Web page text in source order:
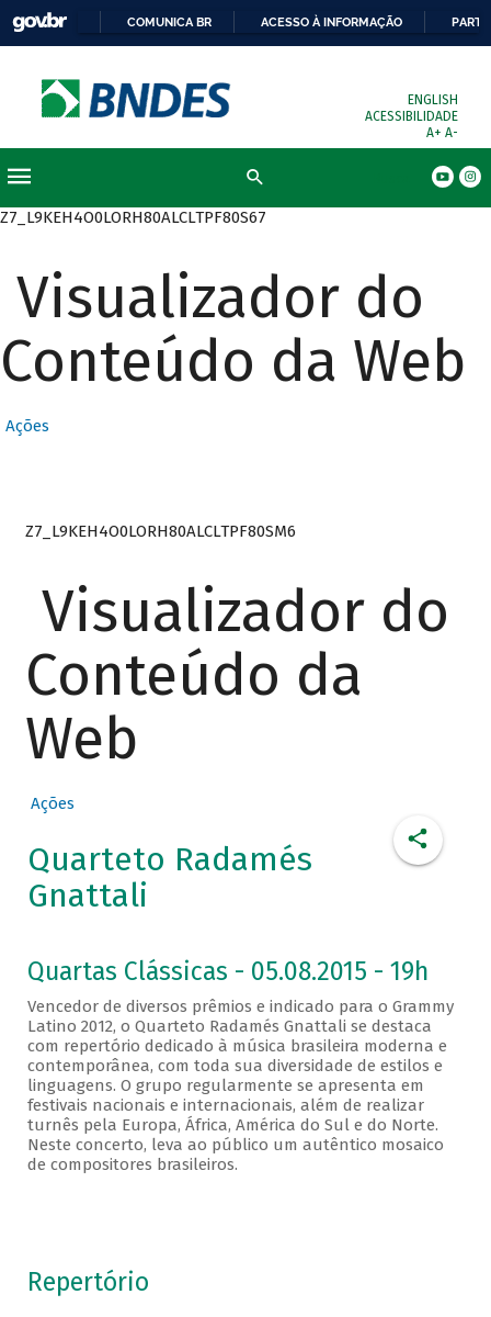
COMUNICA BR ACESSO À INFORMAÇÃO
ENGLISH
ACESSIBILIDADE
A+ A-
Z7_L9KEH4O0LORH80ALCLTPF80S67
Visualizador do
Conteúdo da Web
Ações
Z7_L9KEH4O0LORH80ALCLTPF80SM6
Visualizador do
Conteúdo da
Web
Ações
Quarteto Radamés
Gnattali
Quartas Clássicas - 05.08.2015 - 19h
Vencedor de diversos prêmios e indicado para o Grammy
Latino 2012, o Quarteto Radamés Gnattali se destaca
com repertório dedicado à música brasileira moderna e
contemporânea, com toda sua diversidade de estilos e
linguagens. O grupo regularmente se apresenta em
festivais nacionais e internacionais, além de realizar
turnês pela Europa, África, América do Sul e do Norte.
Neste concerto, leva ao público um autêntico mosaico
de compositores brasileiros.
Repertório